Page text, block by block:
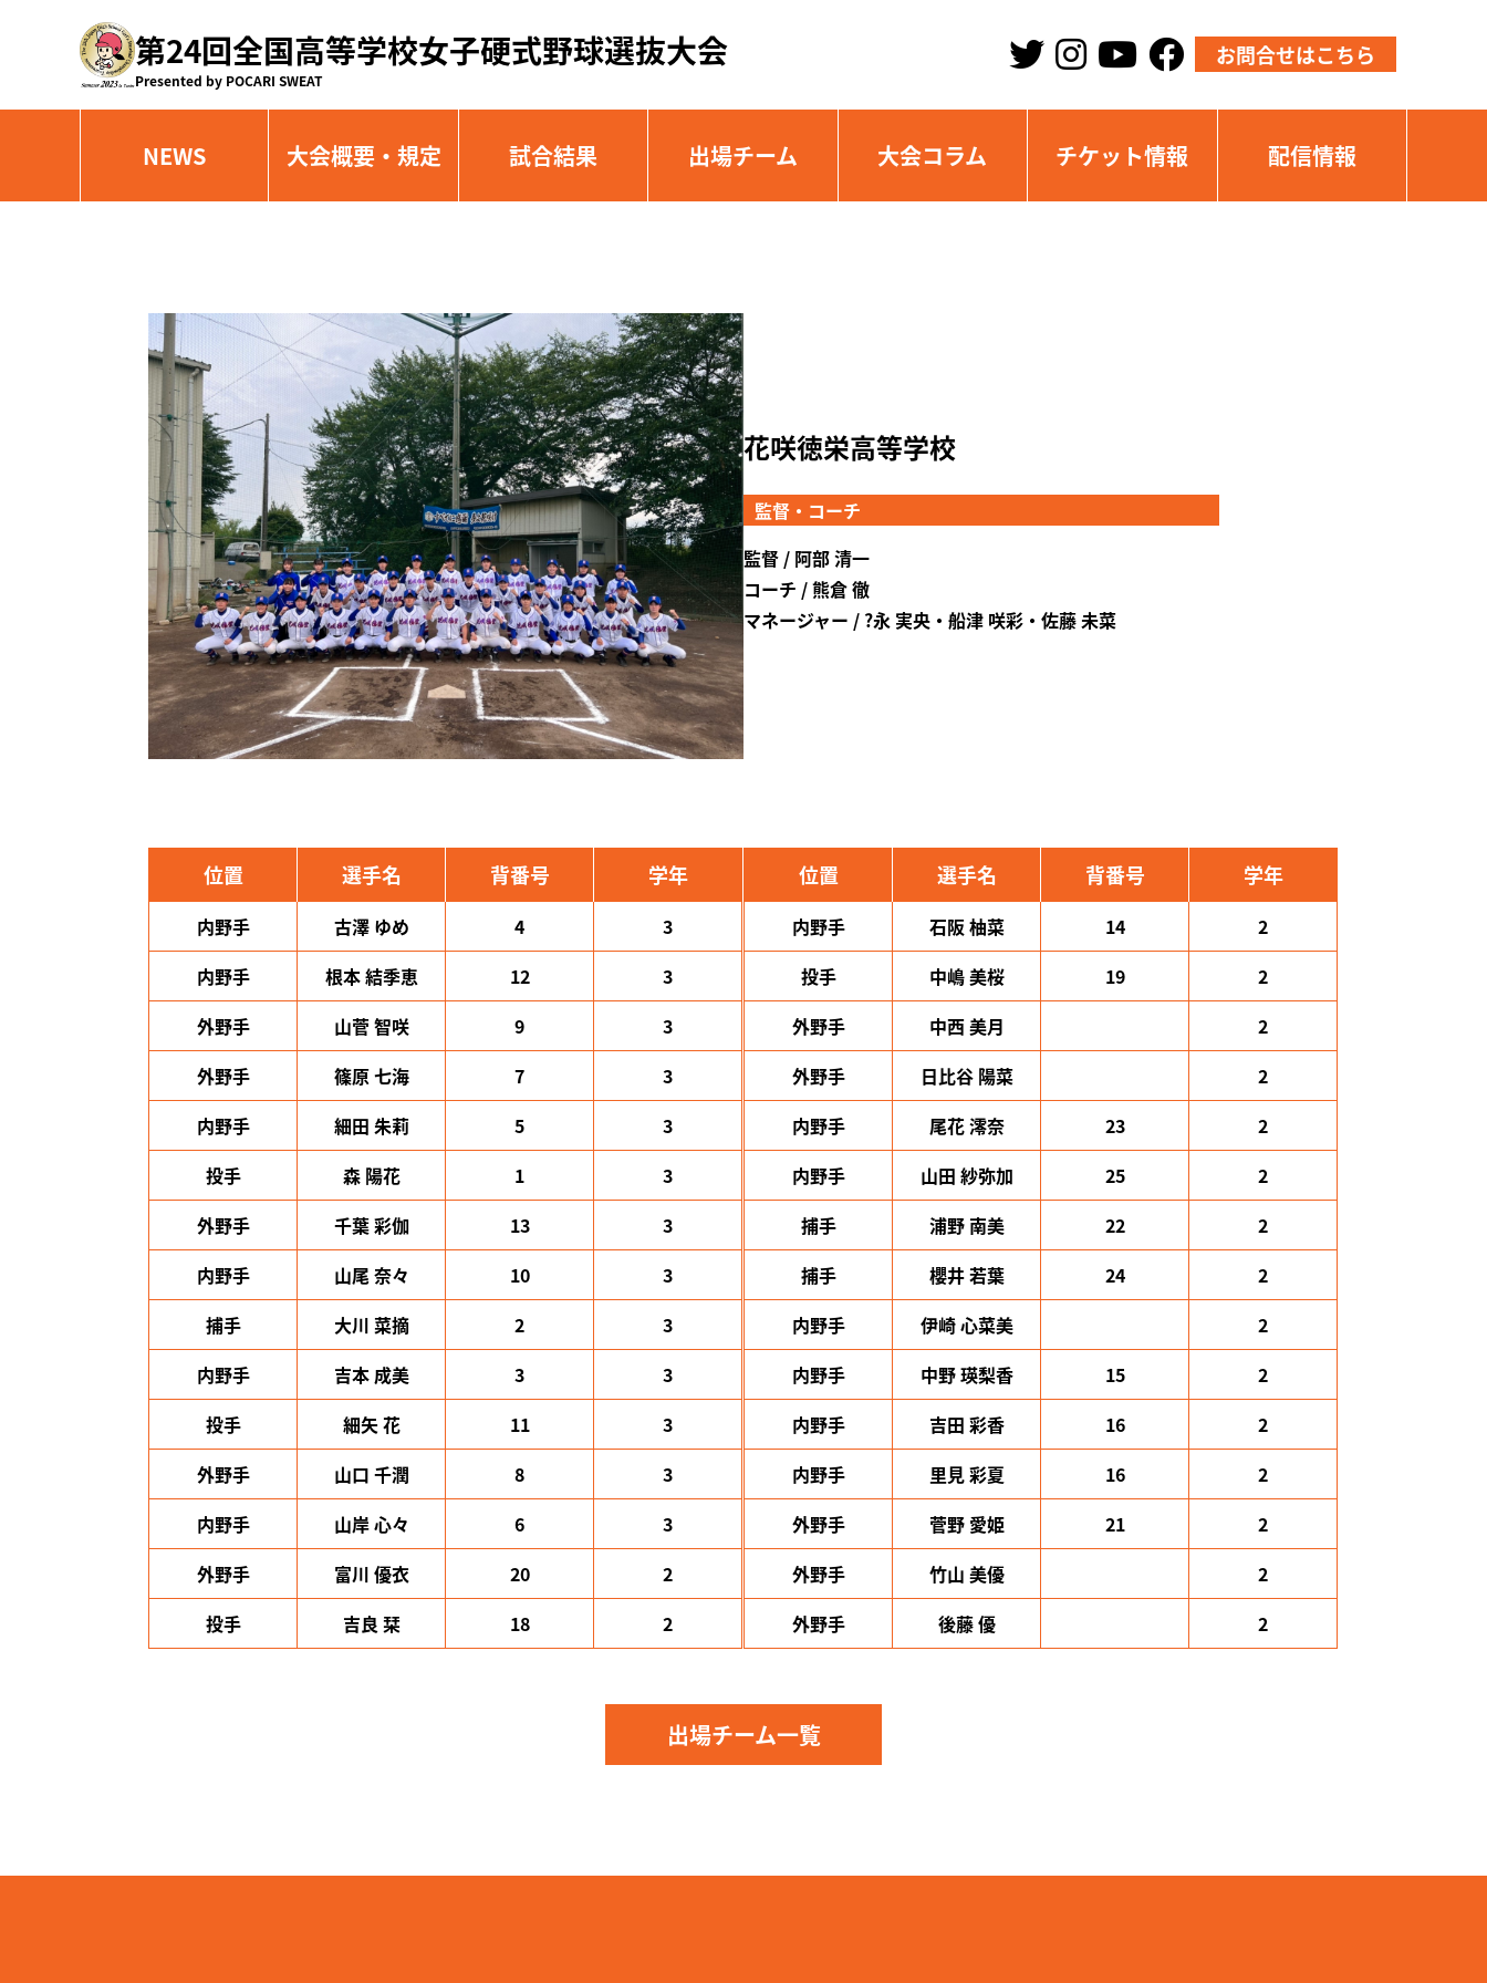
第24回全国高等学校女子硬式野球選抜大会
Presented by POCARI SWEAT
お問合せはこちら
NEWS 大会概要・規定 試合結果 出場チーム 大会コラム チケット情報 配信情報
花咲徳栄高等学校
監督・コーチ
監督 / 阿部 清一
コーチ / 熊倉 徹
マネージャー / ?永 実央・船津 咲彩・佐藤 未菜
位置 選手名 背番号 学年
内野手 古澤 ゆめ 4
3
内野手
根本 結季恵 12
3
外野手
山菅 智咲 9
3
外野手
篠原 七海 7
3
内野手
細田 朱莉 5
3
投手
森 陽花 1
3
外野手
千葉 彩伽 13
3
内野手
山尾 奈々 10
3
捕手
大川 菜摘 2
3
内野手
吉本 成美 3
3
投手
細矢 花 11
3
外野手
山口 千潤 8
3
内野手
山岸 心々 6
3
外野手
富川 優衣 20
2
投手
吉良 栞 18 2
位置 選手名 背番号 学年
内野手 石阪 柚菜 14
2
投手
中嶋 美桜 19
2
外野手
中西 美月
2
外野手
日比谷 陽菜
2
内野手
尾花 澪奈 23
2
内野手
山田 紗弥加 25
2
捕手
浦野 南美 22
2
捕手
櫻井 若葉 24
2
内野手
伊崎 心菜美
2
内野手
中野 瑛梨香 15
2
内野手
吉田 彩香 16
2
内野手
里見 彩夏 16
2
外野手
菅野 愛姫 21
2
外野手
竹山 美優
2
外野手
後藤 優 2
出場チーム一覧